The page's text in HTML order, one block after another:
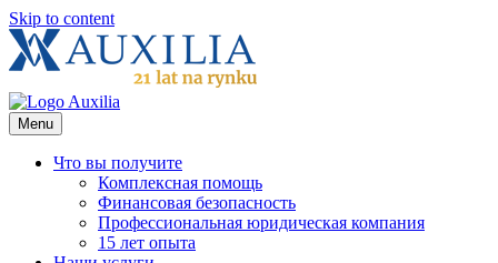
Skip to content
Menu
Что вы получите
Комплексная помощь
Финансовая безопасность
Профессиональная юридическая компания
15 лет опыта